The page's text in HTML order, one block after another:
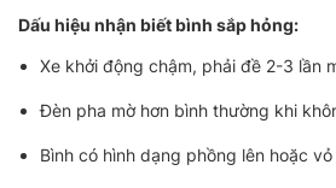
Dấu hiệu nhận biết bình sắp hỏng:
Xe khởi động chậm, phải đề 2-3 lần
Đèn pha mờ hơn bình thường khi
Bình có hình dạng phồng lên hoặc